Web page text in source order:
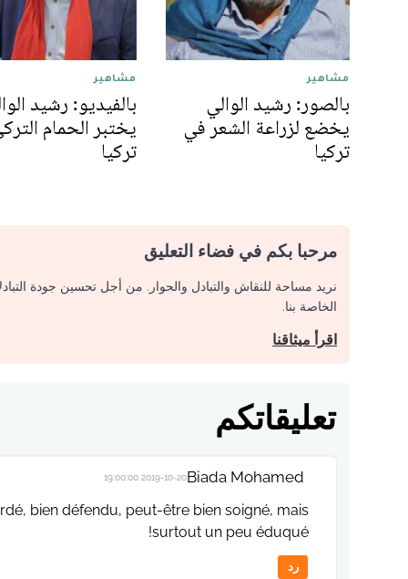
مشاهير
بالصور: رشيد الوالي
يخضع لزراعة الشعر في
تركيا
مشاهير
بالفيديو: رشيد
يختبر الحمام
تركيا
مرحبا بكم في فضاء التعليق
نريد مساحة للنقاش والتبادل والحوار. من أجل تحسين جودة
الخاصة بنا.
اقرأ ميثاقنا
تعليقاتكم
Biada Mohamed
2019-10-20 19:00:00
bien défendu, peut-être bien soigné, mais
surtout un peu éduqué!
رد